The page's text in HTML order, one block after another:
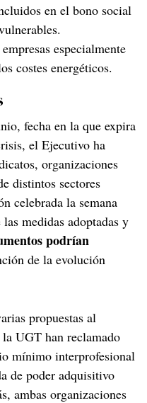
en el bono social
especialmente
costes energéticos.
fecha en la que expira
el Ejecutivo ha
organizaciones
distintos sectores
celebrada la semana
medidas adoptadas y
podrían
de la evolución
propuestas al
UGT han reclamado
mínimo interprofesional
de poder adquisitivo
ambas organizaciones